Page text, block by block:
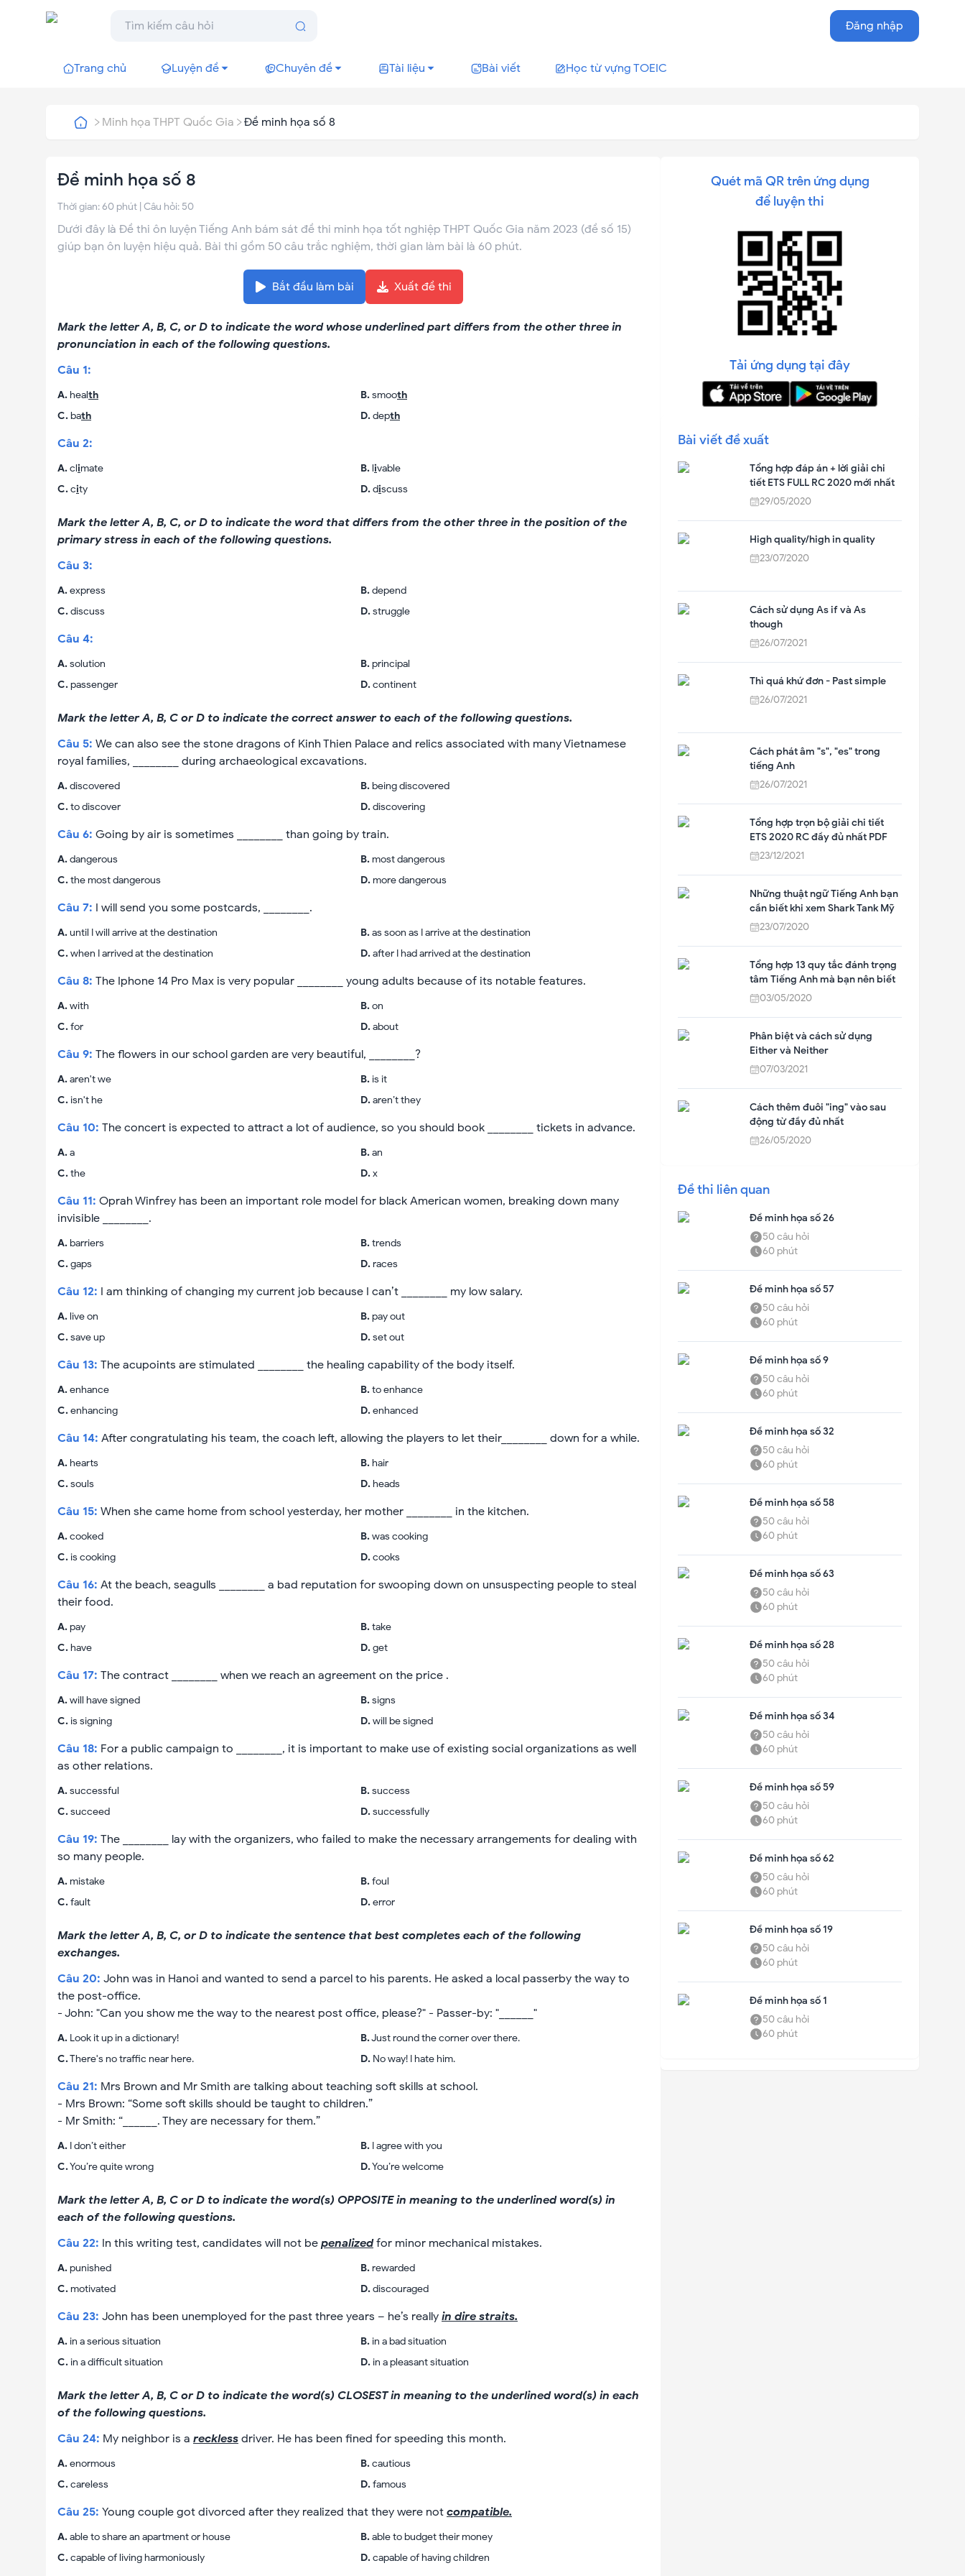
Đăng nhập
Trang chủ Luyện đề Chuyên đề Tài liệu Bài viết Học từ vựng TOEIC
Minh họa THPT Quốc Gia Đề minh họa số 8
Đề minh họa số 8
Thời gian:60 phút | Câu hỏi: 50
Dưới đây là Đề thi ôn luyện Tiếng Anh bám sát đề thi minh họa tốt nghiệp THPT Quốc Gia năm 2023 (đề số 15)
giúp bạn ôn luyện hiệu quả. Bài thi gồm 50 câu trắc nghiệm, thời gian làm bài là 60 phút.
Bắt đầu làm bài Xuất đề thi
Mark the letter A, B, C, or D to indicate the word whose underlined part differs from the other three in
pronunciation in each of the following questions.
Câu 1:
A.health B.smooth
C.bath D.depth
Câu 2:
A.climate B.livable
C.city D.discuss
Mark the letter A, B, C, or D to indicate the word that differs from the other three in the position of the
primary stress in each of the following questions.
Câu 3:
A.express B.depend
C.discuss D.struggle
Câu 4:
A.solution B.principal
C.passenger D.continent
Mark the letter A, B, C or D to indicate the correct answer to each of the following questions.
Câu 5: We can also see the stone dragons of Kinh Thien Palace and relics associated with many Vietnamese
royal families, ________ during archaeological excavations.
A.discovered B.being discovered
C.to discover D.discovering
Câu 6: Going by air is sometimes ________ than going by train.
A.dangerous B.most dangerous
C.the most dangerous D.more dangerous
Câu 7: I will send you some postcards, ________.
A.until I will arrive at the destination B.as soon as I arrive at the destination
C.when I arrived at the destination D.after I had arrived at the destination
Câu 8: The Iphone 14 Pro Max is very popular ________ young adults because of its notable features.
A.with B.on
C.for D.about
Câu 9: The flowers in our school garden are very beautiful, ________?
A.aren't we B.is it
C.isn't he D.aren’t they
Câu 10: The concert is expected to attract a lot of audience, so you should book ________ tickets in advance.
A.a B.an
C.the D.x
Câu 11: Oprah Winfrey has been an important role model for black American women, breaking down many
invisible ________.
A.barriers B.trends
C.gaps D.races
Câu 12: I am thinking of changing my current job because I can’t ________ my low salary.
A.live on B.pay out
C.save up D.set out
Câu 13: The acupoints are stimulated ________ the healing capability of the body itself.
A.enhance B.to enhance
C.enhancing D.enhanced
Câu 14: After congratulating his team, the coach left, allowing the players to let their________ down for a while.
A.hearts B.hair
C.souls D.heads
Câu 15: When she came home from school yesterday, her mother ________ in the kitchen.
A.cooked B.was cooking
C.is cooking D.cooks
Câu 16: At the beach, seagulls ________ a bad reputation for swooping down on unsuspecting people to steal
their food.
A.pay B.take
C.have D.get
Câu 17: The contract ________ when we reach an agreement on the price .
A.will have signed B.signs
C.is signing D.will be signed
Câu 18: For a public campaign to ________, it is important to make use of existing social organizations as well
as other relations.
A.successful B.success
C.succeed D.successfully
Câu 19: The ________ lay with the organizers, who failed to make the necessary arrangements for dealing with
so many people.
A.mistake B.foul
C.fault D.error
Mark the letter A, B, C, or D to indicate the sentence that best completes each of the following
exchanges.
Câu 20: John was in Hanoi and wanted to send a parcel to his parents. He asked a local passerby the way to
the post-office.
- John: "Can you show me the way to the nearest post office, please?" - Passer-by: "______"
A. Look it up in a dictionary! B.Just round the corner over there.
C.There's no traffic near here. D. No way! I hate him.
Câu 21: Mrs Brown and Mr Smith are talking about teaching soft skills at school.
- Mrs Brown: “Some soft skills should be taught to children.”
- Mr Smith: “______. They are necessary for them.”
A. I don’t either B. I agree with you
C.You’re quite wrong D.You’re welcome
Mark the letter A, B, C or D to indicate the word(s) OPPOSITE in meaning to the underlined word(s) in
each of the following questions.
Câu 22: In this writing test, candidates will not be penalizedfor minor mechanical mistakes.
A.punished B.rewarded
C.motivated D.discouraged
Câu 23: John has been unemployed for the past three years – he’s really in dire straits.
A.in a serious situation B.in a bad situation
C.in a difficult situation D.in a pleasant situation
Mark the letter A, B, C or D to indicate the word(s) CLOSEST in meaning to the underlined word(s) in each
of the following questions.
Câu 24: My neighbor is a reckless driver. He has been fined for speeding this month.
A.enormous B.cautious
C.careless D.famous
Câu 25: Young couple got divorced after they realized that they were not compatible.
A.able to share an apartment or house B.able to budget their money
C.capable of living harmoniously D.capable of having children
Quét mã QR trên ứng dụng
để luyện thi
Tải ứng dụng tại đây
Bài viết đề xuất
Tổng hợp đáp án + lời giải chi
tiết ETS FULL RC 2020 mới nhất
29/05/2020
High quality/high in quality
23/07/2020
Cách sử dụng As if và As
though
26/07/2021
Thì quá khứ đơn - Past simple
26/07/2021
Cách phát âm "s", "es" trong
tiếng Anh
26/07/2021
Tổng hợp trọn bộ giải chi tiết
ETS 2020 RC đầy đủ nhất PDF
23/12/2021
Những thuật ngữ Tiếng Anh bạn
cần biết khi xem Shark Tank Mỹ
23/07/2020
Tổng hợp 13 quy tắc đánh trọng
tâm Tiếng Anh mà bạn nên biết
03/05/2020
Phân biệt và cách sử dụng
Either và Neither
07/03/2021
Cách thêm đuôi "ing" vào sau
động từ đầy đủ nhất
26/05/2020
Đề thi liên quan
Đề minh họa số 26
50câu hỏi
60 phút
Đề minh họa số 57
50câu hỏi
60 phút
Đề minh họa số 9
50câu hỏi
60 phút
Đề minh họa số 32
50câu hỏi
60 phút
Đề minh họa số 58
50câu hỏi
60 phút
Đề minh họa số 63
50câu hỏi
60 phút
Đề minh họa số 28
50câu hỏi
60 phút
Đề minh họa số 34
50câu hỏi
60 phút
Đề minh họa số 59
50câu hỏi
60 phút
Đề minh họa số 62
50câu hỏi
60 phút
Đề minh họa số 19
50câu hỏi
60 phút
Đề minh họa số 1
50câu hỏi
60 phút